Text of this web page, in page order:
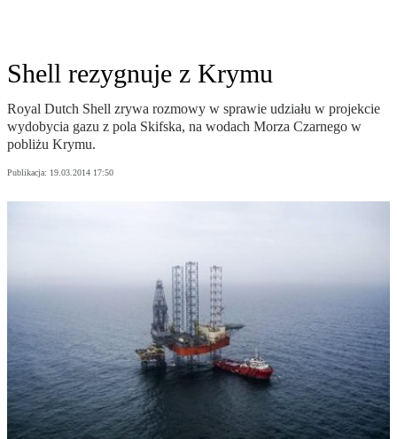
Shell rezygnuje z Krymu
Royal Dutch Shell zrywa rozmowy w sprawie udziału w projekcie
wydobycia gazu z pola Skifska, na wodach Morza Czarnego w
pobliżu Krymu.
Publikacja: 19.03.2014 17:50